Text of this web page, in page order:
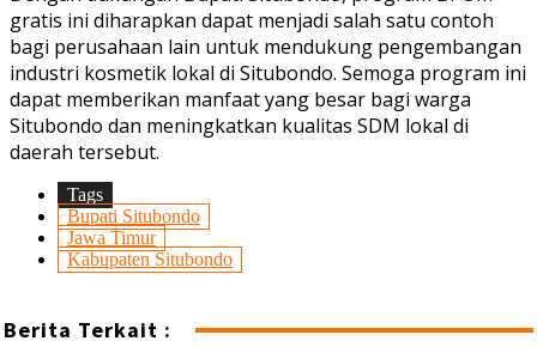
gratis ini diharapkan dapat menjadi salah satu contoh
bagi perusahaan lain untuk mendukung pengembangan
industri kosmetik lokal di Situbondo. Semoga program ini
dapat memberikan manfaat yang besar bagi warga
Situbondo dan meningkatkan kualitas SDM lokal di
daerah tersebut.
Tags
Bupati Situbondo
Jawa Timur
Kabupaten Situbondo
Berita Terkait :